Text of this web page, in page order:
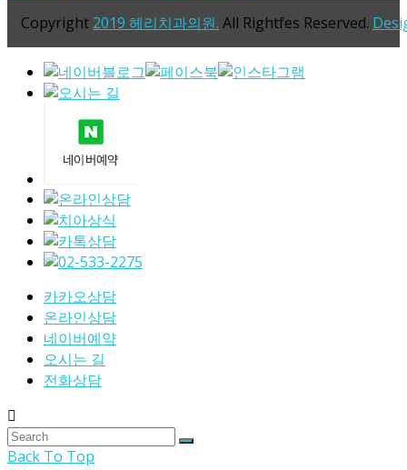
Copyright 2019 헤리치과의원. All Rightfes Reserved.
카카오상담
온라인상담
네이버예약
오시는 길
전화상담
Back To Top